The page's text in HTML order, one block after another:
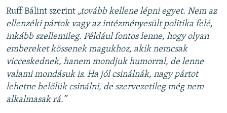
Ruff Bálint szerint „tovább kellene lépni egyet. Nem az
ellenzéki pártok vagy az intézményesült politika felé,
inkább szellemileg. Például fontos lenne, hogy olyan
embereket kössenek magukhoz, akik nemcsak
vicceskednek, hanem mondjuk humorral, de lenne
valami mondásuk is. Ha jól csinálnák, nagy pártot
lehetne belőlük csinálni, de szervezetileg még nem
alkalmasak rá.”